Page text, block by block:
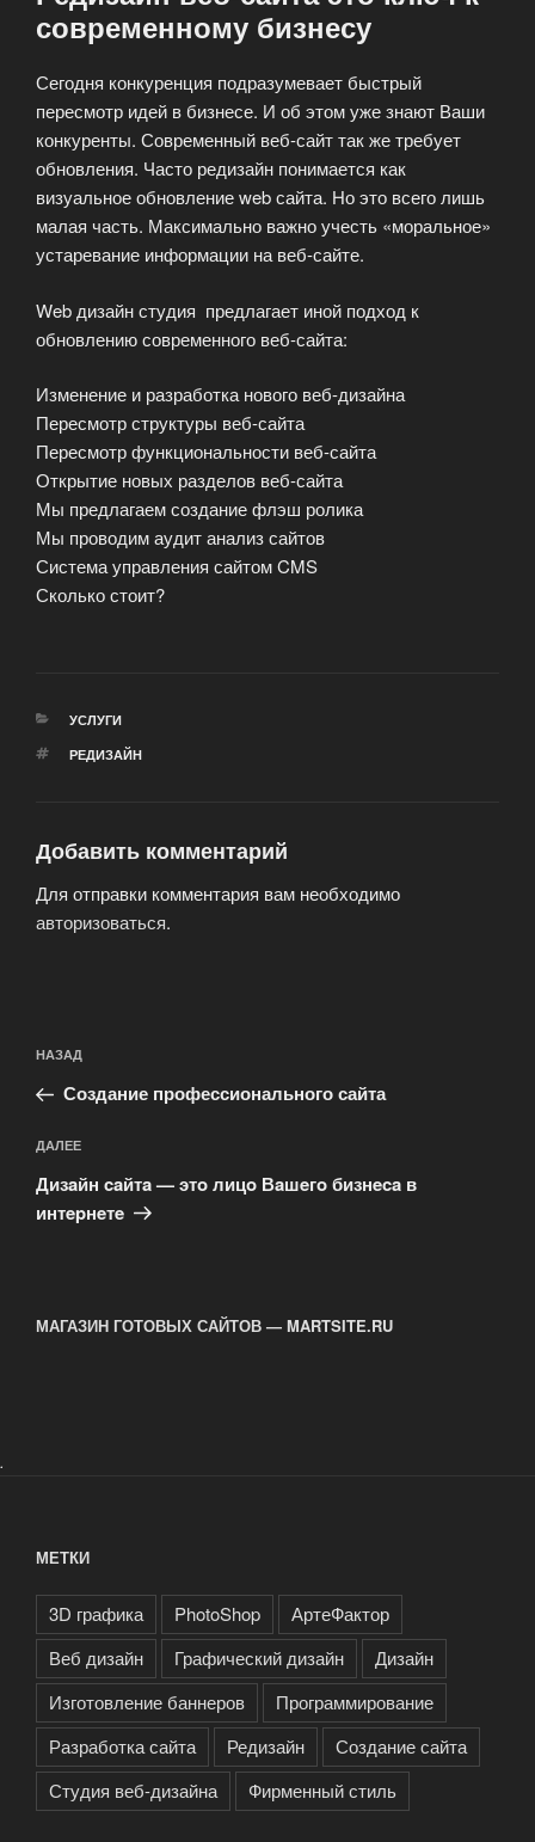
современному бизнесу
Сегодня конкуренция подразумевает быстрый
пересмотр идей в бизнесе. И об этом уже знают Ваши
конкуренты. Современный веб-сайт так же требует
обновления. Часто редизайн понимается как
визуальное обновление web сайта. Но это всего лишь
малая часть. Максимально важно учесть «моральное»
устаревание информации на веб-сайте.
Web дизайн студия предлагает иной подход к
обновлению современного веб-сайта:
Изменение и разработка нового веб-дизайна
Пересмотр структуры веб-сайта
Пересмотр функциональности веб-сайта
Открытие новых разделов веб-сайта
Мы предлагаем создание флэш ролика
Мы проводим аудит анализ сайтов
Система управления сайтом CMS
Сколько стоит?
РУБРИКИ
УСЛУГИ
МЕТКИ
РЕДИЗАЙН
Добавить комментарий
Для отправки комментария вам необходимо
авторизоваться.
по
записям
Предыдущая
запись:
НАЗАД
Создание профессионального сайта
Следующая
запись
ДАЛЕЕ
Дизaйн caйтa — этo лицo Вaшeгo бизнeca в
интepнeтe
МАГАЗИН ГОТОВЫХ САЙТОВ — MARTSITE.RU
.
МЕТКИ
3D графика PhotoShop
АртеФактор
Веб дизайн
Графический дизайн
Дизайн
Изготовление баннеров
Программирование
Разработка сайта
Редизайн
Создание сайта
Студия веб-дизайна
Фирменный стиль